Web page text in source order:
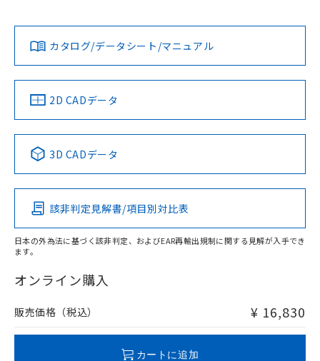
上、n: 45mm以上
検出領域
ダウンロードデータをご利用いただく前に、以下を必ずお読
みください。
ソフトウェアの使用条件
対応済み
中国 RoHS 注意事項・凡例
Pb Hg Cd Cr(VI)
O
在庫等で未対応品が混在する可能性があります。
問い合わせください。
LR型式承認
（イギリス
船舶規格）
DNV型式承認
（ノルウェー
BV型式承認
（フランス
KR型式
（韓国
No No No No
この製品の規格認証/適合状況ページへ
その他の認証はこちらのページからご検索ください
カタログ/データシート/マニュアル
2D CADデータ
3D CADデータ
該非判定見解書/項目別対比表
日本の外為法に基づく該非判定、およびEAR再輸出規制に関する見解が入手でき
ます。
オンライン購入
販売価格（税込） ¥ 16,830
カートに追加